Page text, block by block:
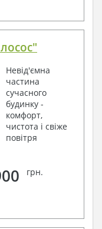
Невід'ємна
частина
сучасного
будинку -
комфорт,
чистота і свіже
повітря
грн.